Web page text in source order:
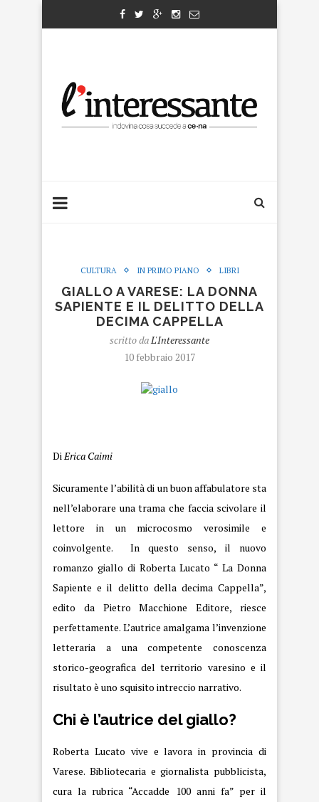
CULTURA IN PRIMO PIANO LIBRI
GIALLO A VARESE: LA DONNA
SAPIENTE E IL DELITTO DELLA
DECIMA CAPPELLA
scritto da L'Interessante
10 febbraio 2017
Di Erica Caimi
Sicuramente l’abilità di un buon affabulatore sta
nell’elaborare una trama che faccia scivolare il
lettore in un microcosmo verosimile e
coinvolgente. In questo senso, il nuovo
romanzo giallo di Roberta Lucato “ La Donna
Sapiente e il delitto della decima Cappella”,
edito da Pietro Macchione Editore, riesce
perfettamente. L’autrice amalgama l’invenzione
letteraria a una competente conoscenza
storico-geografica del territorio varesino e il
risultato è uno squisito intreccio narrativo.
Chi è l’autrice del giallo?
Roberta Lucato vive e lavora in provincia di
Varese. Bibliotecaria e giornalista pubblicista,
cura la rubrica “Accadde 100 anni fa” per il